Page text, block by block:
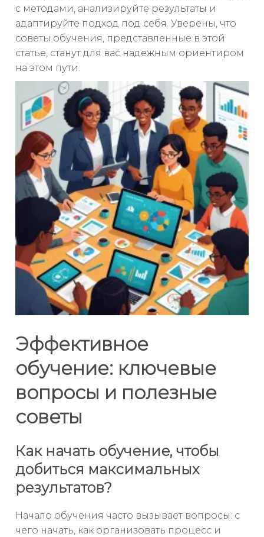
с методами, анализируйте результаты и
адаптируйте подход под себя. Уверены, что
советы обучения, представленные в этой
статье, станут для вас надежным ориентиром
на этом пути.
Эффективное
обучение: ключевые
вопросы и полезные
советы
Как начать обучение, чтобы
добиться максимальных
результатов?
Начало обучения часто вызывает вопросы: с
чего начать, как организовать процесс и